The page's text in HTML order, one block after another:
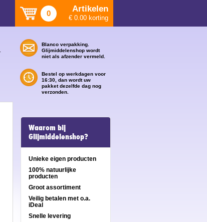
0 Artikelen
€ 0.00 korting
Blanco verpakking.
Glijmiddelenshop wordt
niet als afzender vermeld.
Bestel op werkdagen voor
16:30, dan wordt uw
pakket dezelfde dag nog
verzonden.
Waarom bij
Glijmiddelenshop?
Unieke eigen producten
100% natuurlijke
producten
Groot assortiment
Veilig betalen met o.a.
iDeal
Snelle levering